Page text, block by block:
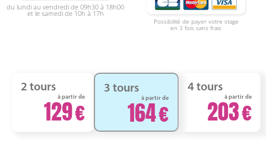
du lundi au vendredi de 09h30 à 18h00
et le samedi de 10h à 17h
Possibilité de payer votre stage
en 3 fois sans frais
2 tours
à partir de
129
3 tours
à partir de
164
4 tours
à partir de
203